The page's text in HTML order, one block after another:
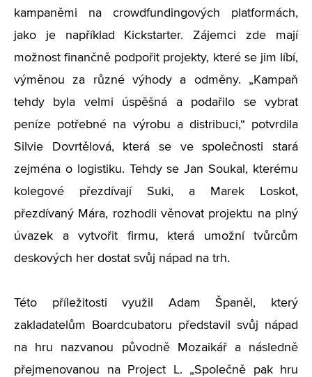
kampaněmi na crowdfundingových platformách,
jako je například Kickstarter. Zájemci zde mají
možnost finančně podpořit projekty, které se jim líbí,
výměnou za různé výhody a odměny. „Kampaň
tehdy byla velmi úspěšná a podařilo se vybrat
peníze potřebné na výrobu a distribuci,“ potvrdila
Silvie Dovrtělová, která se ve společnosti stará
zejména o logistiku. Tehdy se Jan Soukal, kterému
kolegové přezdívají Suki, a Marek Loskot,
přezdívaný Mára, rozhodli věnovat projektu na plný
úvazek a vytvořit firmu, která umožní tvůrcům
deskových her dostat svůj nápad na trh.
Této příležitosti využil Adam Španěl, který
zakladatelům Boardcubatoru představil svůj nápad
na hru nazvanou původně Mozaikář a následně
přejmenovanou na Project L. „Společně pak hru